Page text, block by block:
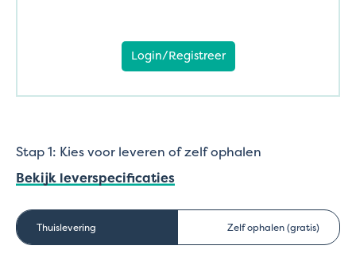
Login/Registreer
Stap 1: Kies voor leveren of zelf ophalen
Bekijk leverspecificaties
Thuislevering Zelf ophalen (gratis)